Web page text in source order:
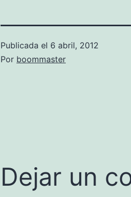
Publicada el 6 abril, 2012
Por boommaster
Dejar un